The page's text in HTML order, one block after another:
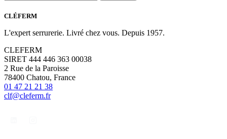
CLÉFERM
L'expert serrurerie. Livré chez vous. Depuis 1957.
CLEFERM
SIRET 444 446 363 00038
2 Rue de la Paroisse
78400 Chatou, France
01 47 21 21 38
clf@cleferm.fr